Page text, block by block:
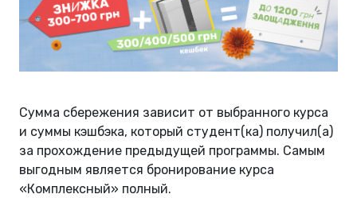
Сумма сбережения зависит от выбранного курса
и суммы кэшбэка, который студент(ка) получил(а)
за прохождение предыдущей программы. Самым
выгодным является бронирование курса
«Комплексный» полный.